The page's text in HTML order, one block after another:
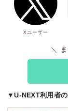
Xユーザー
▼U-NEXT利用者